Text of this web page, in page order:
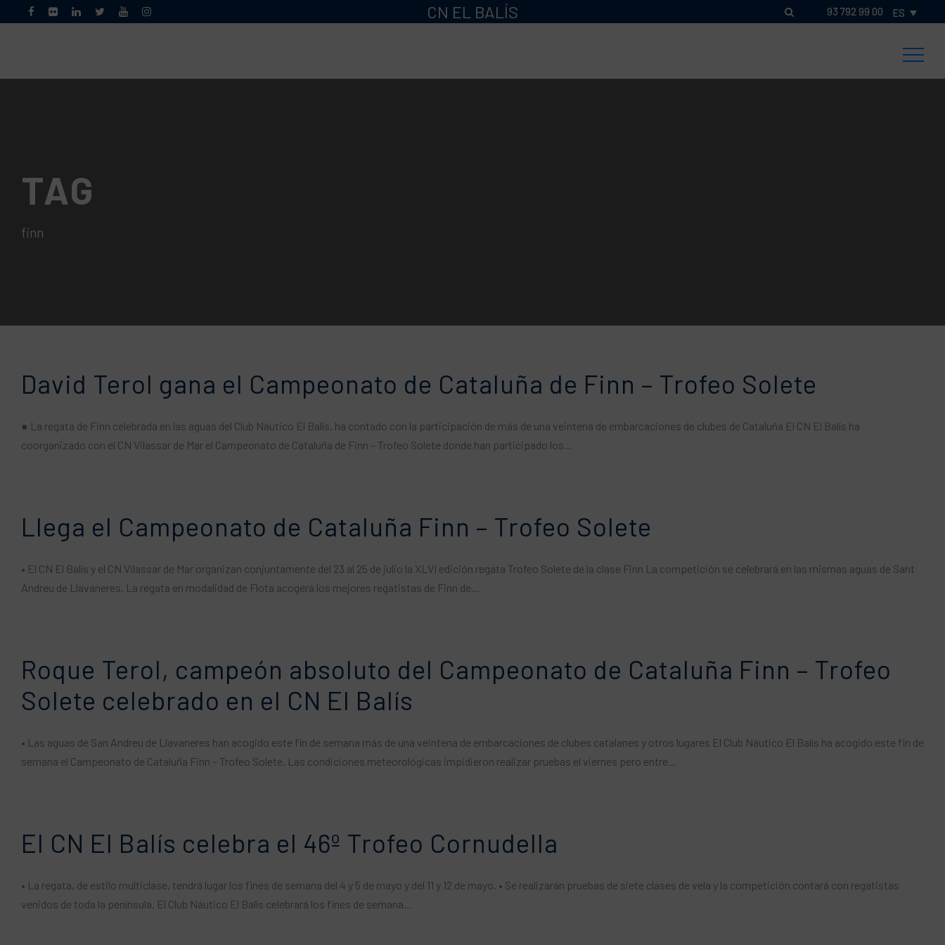
CN EL BALÍS 93 792 99 00 ES
TAG
finn
David Terol gana el Campeonato de Cataluña de Finn – Trofeo Solete
● La regata de Finn celebrada en las aguas del Club Náutico El Balís, ha contado con la participación de más de una veintena de embarcaciones de clubes de Cataluña El CN El Balís ha
coorganizado con el CN Vilassar de Mar el Campeonato de Cataluña de Finn – Trofeo Solete donde han participado los...
Llega el Campeonato de Cataluña Finn – Trofeo Solete
• El CN El Balís y el CN Vilassar de Mar organizan conjuntamente del 23 al 25 de julio la XLVI edición regata Trofeo Solete de la clase Finn La competición se celebrará en las mismas aguas de Sant
Andreu de Llavaneres. La regata en modalidad de Flota acogerá los mejores regatistas de Finn de...
Roque Terol, campeón absoluto del Campeonato de Cataluña Finn – Trofeo
Solete celebrado en el CN ​​El Balís
• Las aguas de San Andreu de Llavaneres han acogido este fin de semana más de una veintena de embarcaciones de clubes catalanes y otros lugares El Club Náutico El Balís ha acogido este fin de
semana el Campeonato de Cataluña Finn – Trofeo Solete. Las condiciones meteorológicas impidieron realizar pruebas el viernes pero entre...
El CN El Balís celebra el 46º Trofeo Cornudella
• La regata, de estilo multiclase, tendrá lugar los fines de semana del 4 y 5 de mayo y del 11 y 12 de mayo. • Se realizarán pruebas de siete clases de vela y la competición contará con regatistas
venidos de toda la península. El Club Náutico El Balís celebrará los fines de semana...